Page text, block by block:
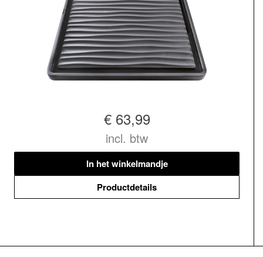
€ 63,99
incl. btw
In het winkelmandje
Productdetails